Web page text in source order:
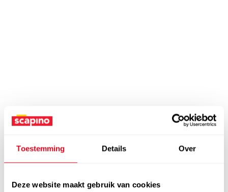
Toestemming Details Over
Deze website maakt gebruik van cookies